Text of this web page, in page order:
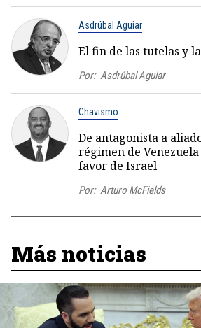
Asdrúbal Aguiar
El fin de las tutelas y
Por: Asdrúbal Aguiar
Chavismo
De antagonista a
régimen de
favor de Israel
Por: Arturo McFields
Más noticias